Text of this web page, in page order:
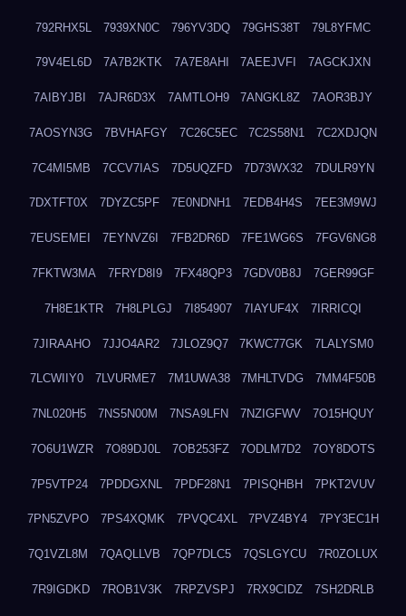
792RHX5L 7939XN0C 796YV3DQ 79GHS38T 79L8YFMC
79V4EL6D 7A7B2KTK 7A7E8AHI 7AEEJVFI 7AGCKJXN
7AIBYJBI 7AJR6D3X 7AMTLOH9 7ANGKL8Z 7AOR3BJY
7AOSYN3G 7BVHAFGY 7C26C5EC 7C2S58N1 7C2XDJQN
7C4MI5MB 7CCV7IAS 7D5UQZFD 7D73WX32 7DULR9YN
7DXTFT0X 7DYZC5PF 7E0NDNH1 7EDB4H4S 7EE3M9WJ
7EUSEMEI 7EYNVZ6I 7FB2DR6D 7FE1WG6S 7FGV6NG8
7FKTW3MA 7FRYD8I9 7FX48QP3 7GDV0B8J 7GER99GF
7H8E1KTR 7H8LPLGJ 7I854907 7IAYUF4X 7IRRICQI
7JIRAAHO 7JJO4AR2 7JLOZ9Q7 7KWC77GK 7LALYSM0
7LCWIIY0 7LVURME7 7M1UWA38 7MHLTVDG 7MM4F50B
7NL020H5 7NS5N00M 7NSA9LFN 7NZIGFWV 7O15HQUY
7O6U1WZR 7O89DJ0L 7OB253FZ 7ODLM7D2 7OY8DOTS
7P5VTP24 7PDDGXNL 7PDF28N1 7PISQHBH 7PKT2VUV
7PN5ZVPO 7PS4XQMK 7PVQC4XL 7PVZ4BY4 7PY3EC1H
7Q1VZL8M 7QAQLLVB 7QP7DLC5 7QSLGYCU 7R0ZOLUX
7R9IGDKD 7ROB1V3K 7RPZVSPJ 7RX9CIDZ 7SH2DRLB